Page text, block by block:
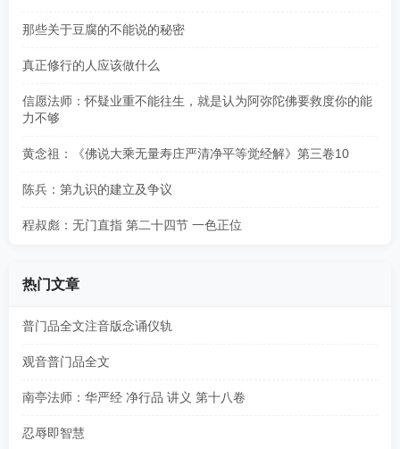
那些关于豆腐的不能说的秘密
真正修行的人应该做什么
信愿法师：怀疑业重不能往生，就是认为阿弥陀佛要救度你的能
力不够
黄念祖：《佛说大乘无量寿庄严清净平等觉经解》第三卷10
陈兵：第九识的建立及争议
程叔彪：无门直指 第二十四节 一色正位
热门文章
普门品全文注音版念诵仪轨
观音普门品全文
南亭法师：华严经 净行品 讲义 第十八卷
忍辱即智慧